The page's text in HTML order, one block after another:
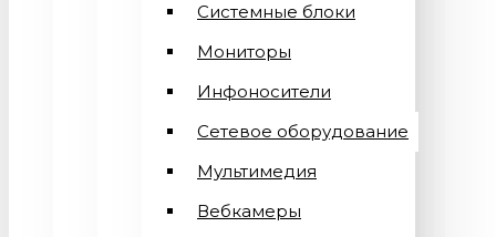
Системные блоки
Мониторы
Инфоносители
Сетевое оборудование
Мультимедия
Вебкамеры